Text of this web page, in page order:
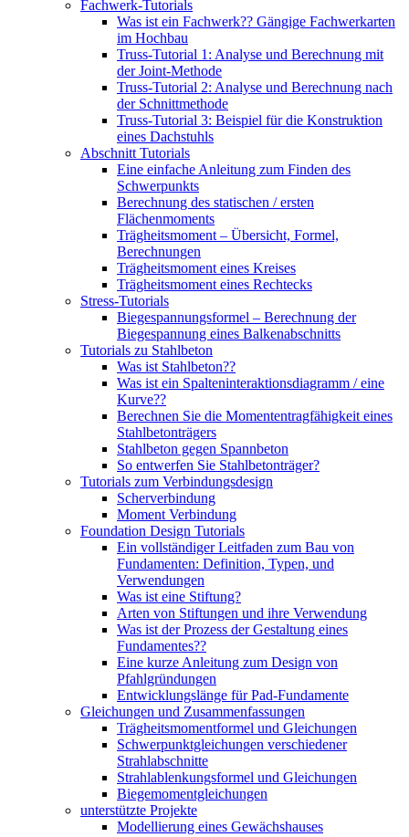
Fachwerk-Tutorials
Was ist ein Fachwerk?? Gängige Fachwerkarten
im Hochbau
Truss-Tutorial 1: Analyse und Berechnung mit
der Joint-Methode
Truss-Tutorial 2: Analyse und Berechnung nach
der Schnittmethode
Truss-Tutorial 3: Beispiel für die Konstruktion
eines Dachstuhls
Abschnitt Tutorials
Eine einfache Anleitung zum Finden des
Schwerpunkts
Berechnung des statischen / ersten
Flächenmoments
Trägheitsmoment – ​​Übersicht, Formel,
Berechnungen
Trägheitsmoment eines Kreises
Trägheitsmoment eines Rechtecks
Stress-Tutorials
Biegespannungsformel – Berechnung der
Biegespannung eines Balkenabschnitts
Tutorials zu Stahlbeton
Was ist Stahlbeton??
Was ist ein Spalteninteraktionsdiagramm / eine
Kurve??
Berechnen Sie die Momententragfähigkeit eines
Stahlbetonträgers
Stahlbeton gegen Spannbeton
So entwerfen Sie Stahlbetonträger?
Tutorials zum Verbindungsdesign
Scherverbindung
Moment Verbindung
Foundation Design Tutorials
Ein vollständiger Leitfaden zum Bau von
Fundamenten: Definition, Typen, und
Verwendungen
Was ist eine Stiftung?
Arten von Stiftungen und ihre Verwendung
Was ist der Prozess der Gestaltung eines
Fundamentes??
Eine kurze Anleitung zum Design von
Pfahlgründungen
Entwicklungslänge für Pad-Fundamente
Gleichungen und Zusammenfassungen
Trägheitsmomentformel und Gleichungen
Schwerpunktgleichungen verschiedener
Strahlabschnitte
Strahlablenkungsformel und Gleichungen
Biegemomentgleichungen
unterstützte Projekte
Modellierung eines Gewächshauses